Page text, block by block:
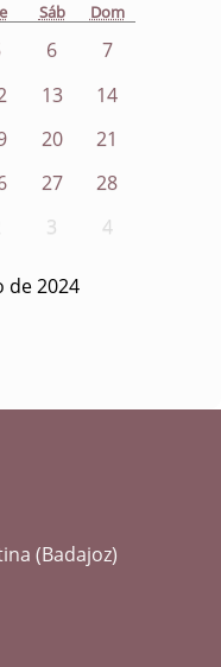
Sáb Dom
6
7
13
14
20
21
27
28
3 4
de 2024
(Badajoz)